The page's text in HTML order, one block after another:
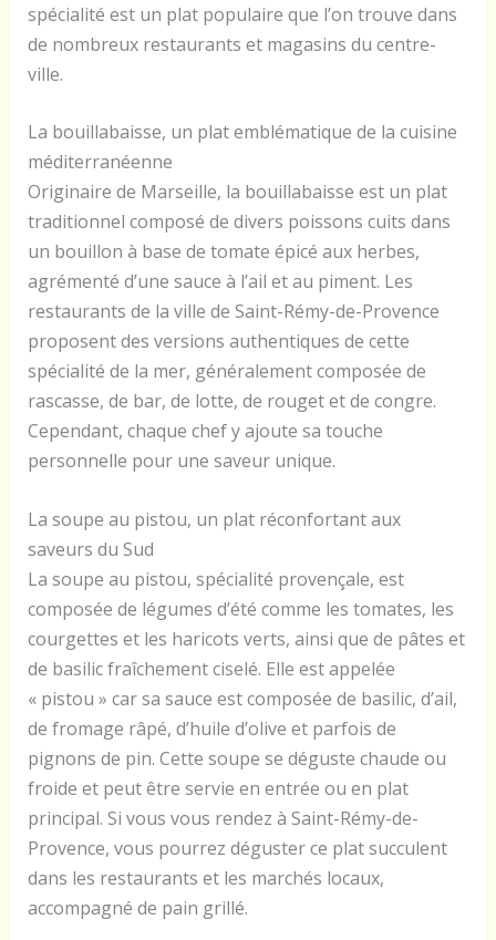
spécialité est un plat populaire que l’on trouve dans
de nombreux restaurants et magasins du centre-
ville.
La bouillabaisse, un plat emblématique de la cuisine
méditerranéenne
Originaire de Marseille, la bouillabaisse est un plat
traditionnel composé de divers poissons cuits dans
un bouillon à base de tomate épicé aux herbes,
agrémenté d’une sauce à l’ail et au piment. Les
restaurants de la ville de Saint-Rémy-de-Provence
proposent des versions authentiques de cette
spécialité de la mer, généralement composée de
rascasse, de bar, de lotte, de rouget et de congre.
Cependant, chaque chef y ajoute sa touche
personnelle pour une saveur unique.
La soupe au pistou, un plat réconfortant aux
saveurs du Sud
La soupe au pistou, spécialité provençale, est
composée de légumes d’été comme les tomates, les
courgettes et les haricots verts, ainsi que de pâtes et
de basilic fraîchement ciselé. Elle est appelée
« pistou » car sa sauce est composée de basilic, d’ail,
de fromage râpé, d’huile d’olive et parfois de
pignons de pin. Cette soupe se déguste chaude ou
froide et peut être servie en entrée ou en plat
principal. Si vous vous rendez à Saint-Rémy-de-
Provence, vous pourrez déguster ce plat succulent
dans les restaurants et les marchés locaux,
accompagné de pain grillé.